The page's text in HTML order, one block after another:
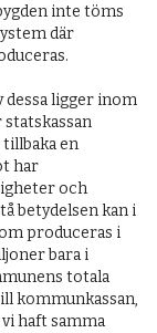
inte töms
där
dessa ligger inom
en
har
och
betydelsen kan i
produceras i
bara i
totala
kommunkassan,
haft samma